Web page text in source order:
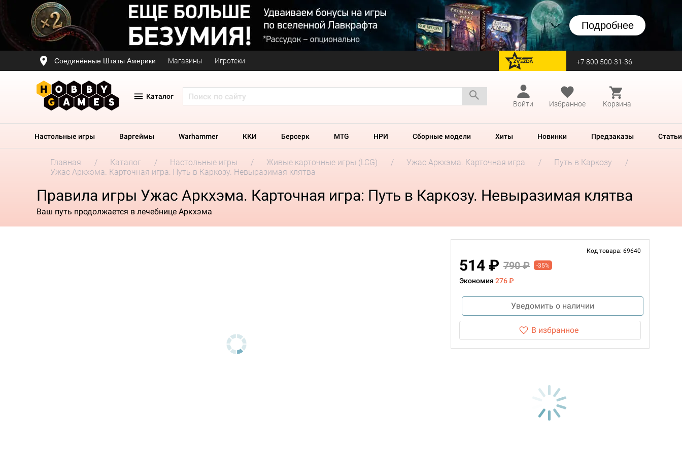
Подробнее
Соединённые Штаты Америки Магазины Игротеки перейти на Zvezda +7 800 500-31-36
Каталог
Войти
Избранное Корзина
Настольные игры Варгеймы Warhammer ККИ Берсерк MTG НРИ Сборные модели Хиты Новинки Предзаказы Статьи
Главная Каталог Настольные игры Живые карточные игры (LCG) Ужас Аркхэма. Карточная игра
Путь в Каркозу
Ужас Аркхэма. Карточная игра: Путь в Каркозу. Невыразимая клятва
Правила игры Ужас Аркхэма. Карточная игра: Путь в Каркозу. Невыразимая клятва
Ваш путь продолжается в лечебнице Аркхэма
Код товара: 69640
514 ₽ 790 ₽ -35%
Экономия 276 ₽
Уведомить о наличии
В избранное